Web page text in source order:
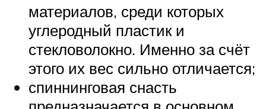
материалов, среди которых
углеродный пластик и
стекловолокно. Именно за счёт
этого их вес сильно отличается;
спиннинговая снасть